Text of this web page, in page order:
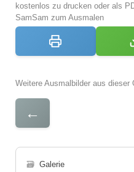
kostenlos zu drucken oder als
SamSam zum Ausmalen
Weitere Ausmalbilder aus dieser
←
🗃 Galerie